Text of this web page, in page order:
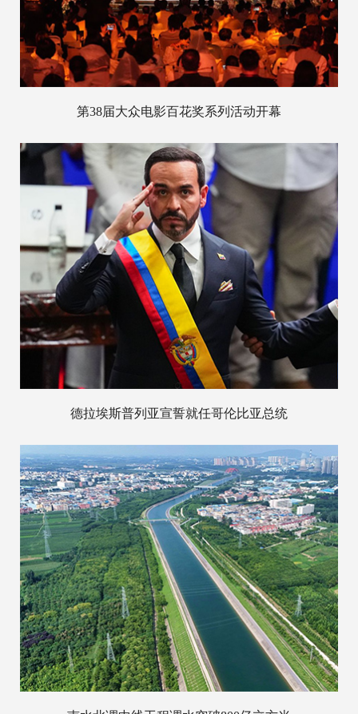
第38届大众电影百花奖系列活动开幕
德拉埃斯普列亚宣誓就任哥伦比亚总统